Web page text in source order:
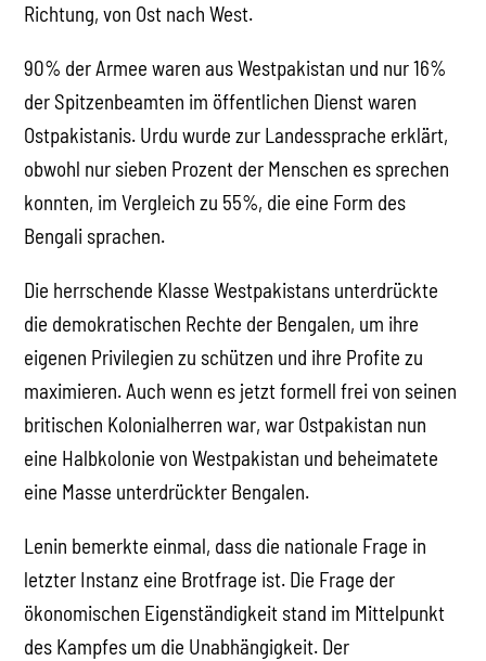
Richtung, von Ost nach West.
90% der Armee waren aus Westpakistan und nur 16%
der Spitzenbeamten im öffentlichen Dienst waren
Ostpakistanis. Urdu wurde zur Landessprache erklärt,
obwohl nur sieben Prozent der Menschen es sprechen
konnten, im Vergleich zu 55%, die eine Form des
Bengali sprachen.
Die herrschende Klasse Westpakistans unterdrückte
die demokratischen Rechte der Bengalen, um ihre
eigenen Privilegien zu schützen und ihre Profite zu
maximieren. Auch wenn es jetzt formell frei von seinen
britischen Kolonialherren war, war Ostpakistan nun
eine Halbkolonie von Westpakistan und beheimatete
eine Masse unterdrückter Bengalen.
Lenin bemerkte einmal, dass die nationale Frage in
letzter Instanz eine Brotfrage ist. Die Frage der
ökonomischen Eigenständigkeit stand im Mittelpunkt
des Kampfes um die Unabhängigkeit. Der